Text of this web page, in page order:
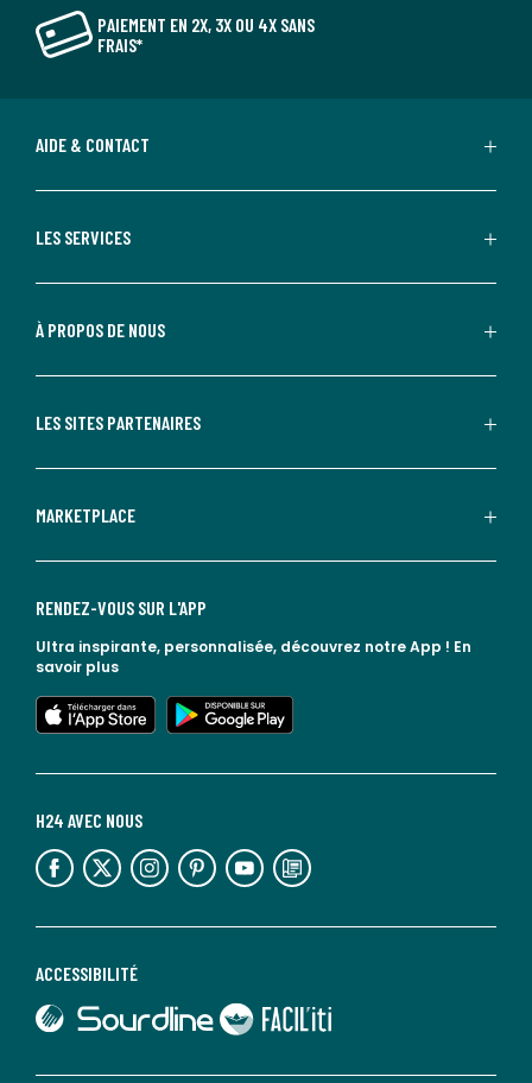
PAIEMENT EN 2X, 3X OU 4X SANS
FRAIS*
AIDE & CONTACT
LES SERVICES
À PROPOS DE NOUS
LES SITES PARTENAIRES
MARKETPLACE
ACCESSIBILITÉ
lien vers Sourdline
lien vers Faciliti
H24 AVEC NOUS
lien vers l'espace réseaux sociaux lien vers l'espace réseaux sociaux lien vers l'espace réseaux sociaux lien vers l'espace réseaux sociaux lien vers l'espace réseaux sociaux lien vers le blog la redoute
RENDEZ-VOUS SUR L'APP
Ultra inspirante, personnalisée, découvrez notre App ! En
savoir plus
lien vers l'app store
lien vers google play